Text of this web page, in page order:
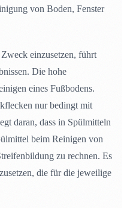
von Boden, Fenster
einzusetzen, führt
Die hohe
eines Fußbodens.
nur bedingt mit
daran, dass in Spülmitteln
beim Reinigen von
zu rechnen. Es
die für die jeweilige